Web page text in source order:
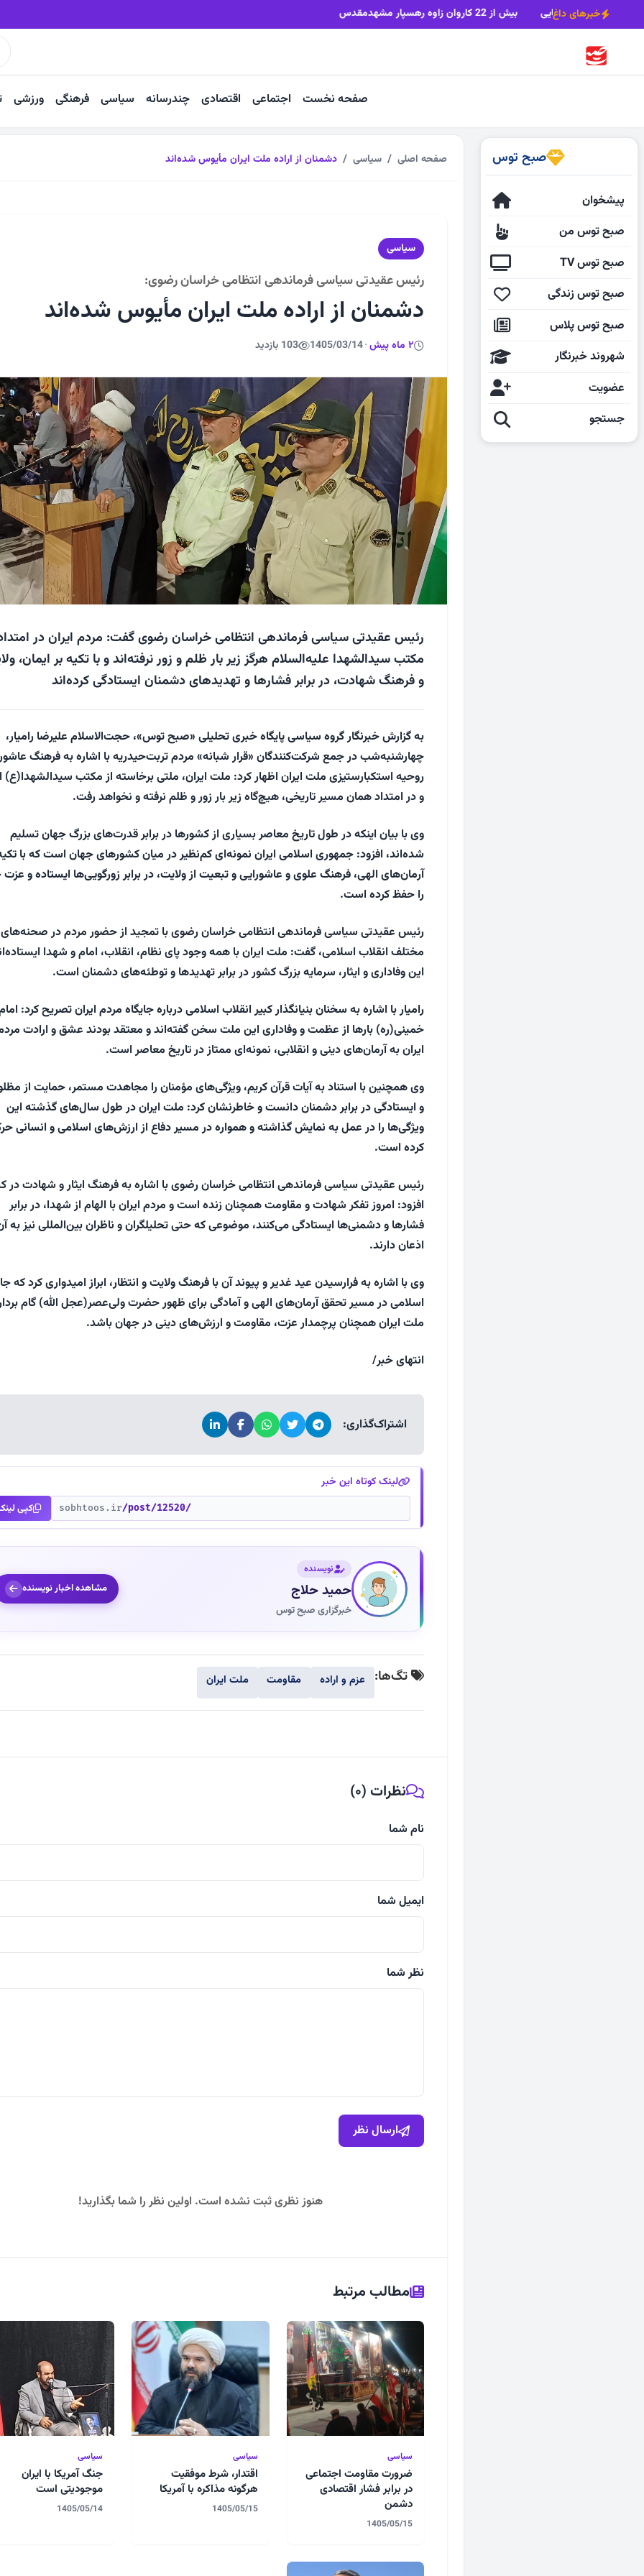
خبرهای داغ
در بوستان اردیبهشت شهرک شهید رجایی بیش از 22 کاروان زاوه رهسپار مشهدمقدس
صفحه نخست اجتماعی اقتصادی چندرسانه سیاسی فرهنگی ورزشی
صبح توس
پیشخوان
صبح توس من
صبح توس TV
صبح توس زندگی
صبح توس پلاس
شهروند خبرنگار
عضویت
جستجو
صفحه اصلی سیاسی دشمنان از اراده ملت ایران مأیوس شده‌اند
سیاسی
رئیس عقیدتی سیاسی فرماندهی انتظامی خراسان رضوی:
دشمنان از اراده ملت ایران مأیوس شده‌اند
2 ماه پیش ·
1405/03/14 103 بازدید
رئیس عقیدتی سیاسی فرماندهی انتظامی خراسان رضوی گفت: مردم ایران در
مکتب سیدالشهدا علیه‌السلام هرگز زیر بار ظلم و زور نرفته‌اند و با تکیه بر ایمان،
و فرهنگ شهادت، در برابر فشارها و تهدیدهای دشمنان ایستادگی کرده‌اند
به گزارش خبرنگار گروه سیاسی پایگاه خبری تحلیلی «صبح توس»، حجت‌الاسلام علیرضا رامیار،
چهارشنبه‌شب در جمع شرکت‌کنندگان «قرار شبانه» مردم تربت‌حیدریه با اشاره به فرهنگ
روحیه استکبارستیزی ملت ایران اظهار کرد: ملت ایران، ملتی برخاسته از مکتب
و در امتداد همان مسیر تاریخی، هیچ‌گاه زیر بار زور و ظلم نرفته و نخواهد رفت.
وی با بیان اینکه در طول تاریخ معاصر بسیاری از کشورها در برابر قدرت‌های بزرگ جهان تسلیم
شده‌اند، افزود: جمهوری اسلامی ایران نمونه‌ای کم‌نظیر در میان کشورهای جهان است که با
آرمان‌های الهی، فرهنگ علوی و عاشورایی و تبعیت از ولایت، در برابر زورگویی‌ها ایستاده و
را حفظ کرده است.
رئیس عقیدتی سیاسی فرماندهی انتظامی خراسان رضوی با تمجید از حضور مردم در صحنه‌های
مختلف انقلاب اسلامی، گفت: ملت ایران با همه وجود پای نظام، انقلاب، امام و شهدا
این وفاداری و ایثار، سرمایه بزرگ کشور در برابر تهدیدها و توطئه‌های دشمنان است.
رامیار با اشاره به سخنان بنیانگذار کبیر انقلاب اسلامی درباره جایگاه مردم ایران تصریح کرد:
خمینی(ره) بارها از عظمت و وفاداری این ملت سخن گفته‌اند و معتقد بودند عشق و ارادت
ایران به آرمان‌های دینی و انقلابی، نمونه‌ای ممتاز در تاریخ معاصر است.
وی همچنین با استناد به آیات قرآن کریم، ویژگی‌های مؤمنان را مجاهدت مستمر، حمایت از
و ایستادگی در برابر دشمنان دانست و خاطرنشان کرد: ملت ایران در طول سال‌های گذشته این
ویژگی‌ها را در عمل به نمایش گذاشته و همواره در مسیر دفاع از ارزش‌های اسلامی و انسانی
کرده است.
رئیس عقیدتی سیاسی فرماندهی انتظامی خراسان رضوی با اشاره به فرهنگ ایثار و شهادت در
افزود: امروز تفکر شهادت و مقاومت همچنان زنده است و مردم ایران با الهام از شهدا، در برابر
فشارها و دشمنی‌ها ایستادگی می‌کنند، موضوعی که حتی تحلیلگران و ناظران بین‌المللی نیز به
اذعان دارند.
وی با اشاره به فرارسیدن عید غدیر و پیوند آن با فرهنگ ولایت و انتظار، ابراز امیدواری کرد که
اسلامی در مسیر تحقق آرمان‌های الهی و آمادگی برای ظهور حضرت ولی‌عصر(عجل الله) گام
ملت ایران همچنان پرچمدار عزت، مقاومت و ارزش‌های دینی در جهان باشد.
انتهای خبر/
اشتراک‌گذاری:
لینک کوتاه این خبر
sobhtoos.ir/post/12520/ کپی
نویسنده
حمید حلاج
خبرگزاری صبح توس
مشاهده اخبار نویسنده
تگ‌ها: عزم و اراده مقاومت ملت ایران
نظرات (0)
نام شما
ایمیل شما
نظر شما
ارسال نظر
هنوز نظری ثبت نشده است. اولین نظر را شما بگذارید!
مطالب مرتبط
سیاسی
ضرورت مقاومت اجتماعی
در برابر فشار اقتصادی
دشمن
1405/05/15
سیاسی
اقتدار، شرط موفقیت
هرگونه مذاکره با آمریکا
1405/05/15
سیاسی
جنگ آمریکا با ایران
موجودیتی است
1405/05/14